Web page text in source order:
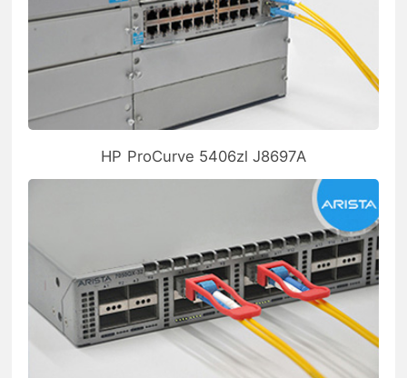
HP ProCurve 5406zl J8697A